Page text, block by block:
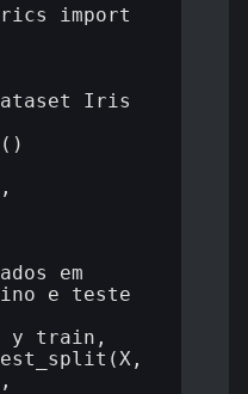
import
Iris
em
e teste
y_train,